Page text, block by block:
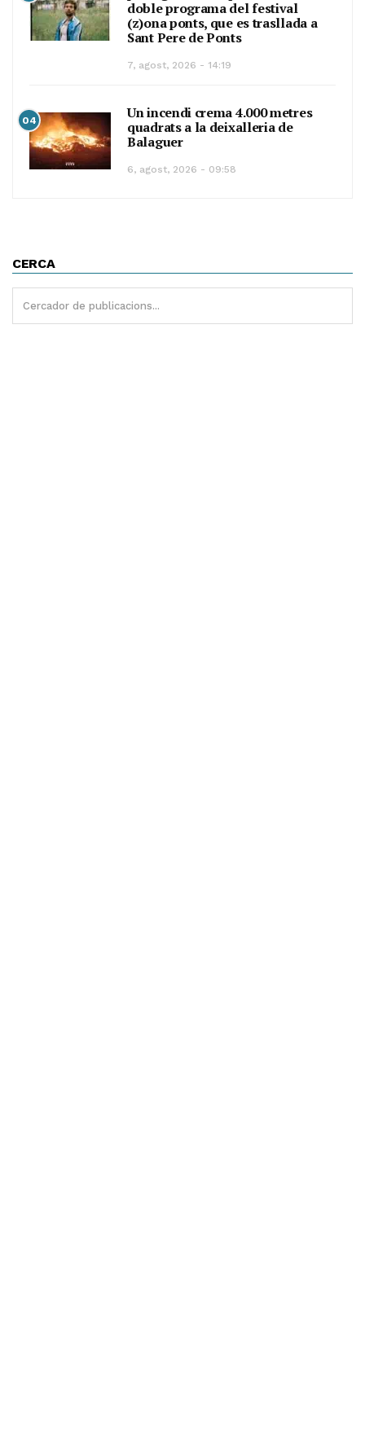
doble programa del festival
(z)ona ponts, que es trasllada a
Sant Pere de Ponts
7, agost, 2026 - 14:19
04
Un incendi crema 4.000 metres
quadrats a la deixalleria de
Balaguer
6, agost, 2026 - 09:58
CERCA